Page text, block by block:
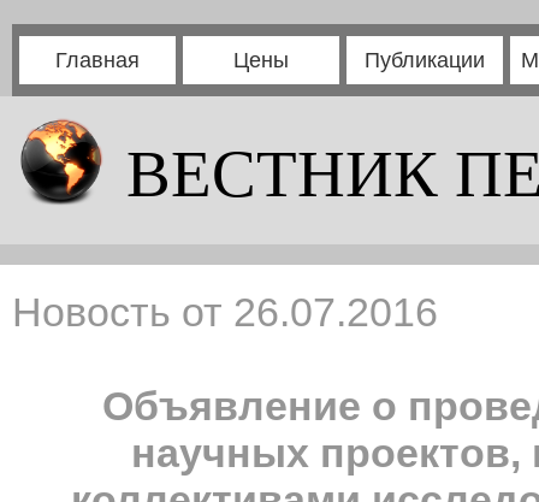
Главная Цены Публикации
ВЕСТНИК
Новость от 26.07.2016
Объявление о
научных